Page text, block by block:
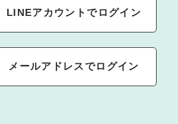
LINEアカウントでログイン
メールアドレスでログイン